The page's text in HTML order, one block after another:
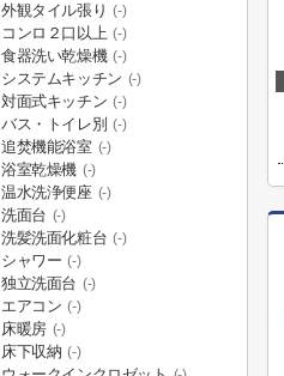
外観タイル張り (-)
コンロ２口以上 (-)
食器洗い乾燥機 (-)
システムキッチン (-)
対面式キッチン (-)
バス・トイレ別 (-)
追焚機能浴室 (-)
浴室乾燥機 (-)
温水洗浄便座 (-)
洗面台 (-)
洗髪洗面化粧台 (-)
シャワー (-)
独立洗面台 (-)
エアコン (-)
床暖房 (-)
床下収納 (-)